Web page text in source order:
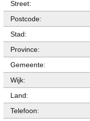
Street:
Postcode:
Stad:
Province:
Gemeente:
Wijk:
Land:
Telefoon: